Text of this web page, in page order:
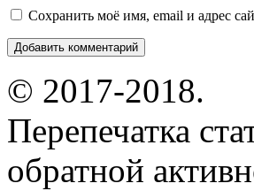
Сохранить моё имя, email и адрес
© 2017-2018.
Перепечатка
обратной